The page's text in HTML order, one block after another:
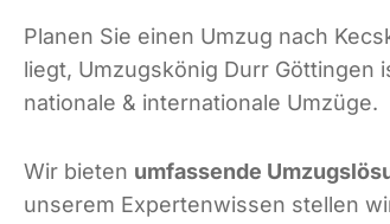
Planen Sie einen Umzug nach
liegt, Umzugskönig Durr Göttingen
nationale & internationale Umzüge.
Wir bieten umfassende
unserem Expertenwissen stellen